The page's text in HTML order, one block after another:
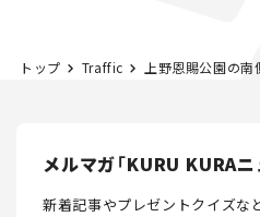
トップ Traffic 上野恩賜公園の南側に「ほこみち」誕生！ 上野の新たな飲食
メルマガ「KURU KURAニ
新着記事やプレゼントクイズな